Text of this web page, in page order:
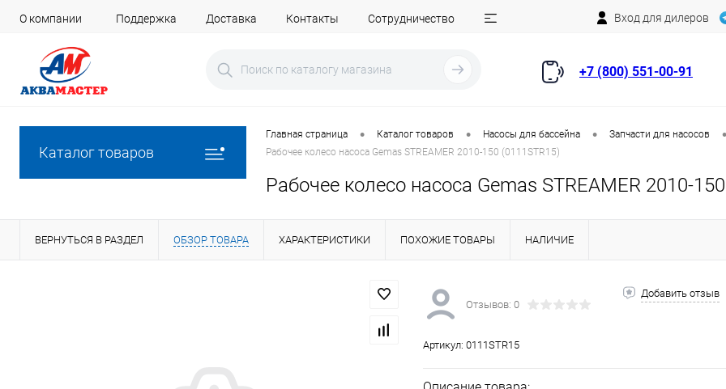
О компании Поддержка Доставка Контакты Сотрудничество Вход для дилеров
+7 (800) 551-00-91
Каталог товаров
Главная страница • Каталог товаров • Насосы для бассейна • Запчасти для насосов •
Рабочее колесо насоса Gemas STREAMER 2010-150 (0111STR15)
Рабочее колесо насоса Gemas STREAMER 2010-
ВЕРНУТЬСЯ В РАЗДЕЛ ОБЗОР ТОВАРА ХАРАКТЕРИСТИКИ ПОХОЖИЕ ТОВАРЫ НАЛИЧИЕ
Отзывов: 0
Добавить отзыв
Артикул: 0111STR15